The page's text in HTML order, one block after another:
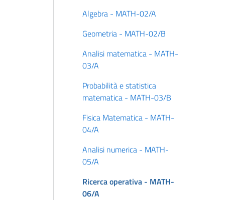
Algebra - MATH-02/A
Geometria - MATH-02/B
Analisi matematica - MATH-
03/A
Probabilità e statistica
matematica - MATH-03/B
Fisica Matematica - MATH-
04/A
Analisi numerica - MATH-
05/A
Ricerca operativa - MATH-
06/A